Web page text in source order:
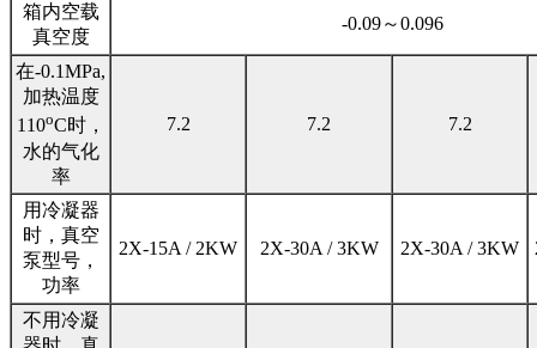
箱内空载
真空度
-0.09～0.096
在-0.1MPa,
加热温度
110oC时，
水的气化
率
7.2 7.2 7.2
用冷凝器
时，真空
泵型号，
功率
2X-15A / 2KW 2X-30A / 3KW 2X-30A / 3KW
不用冷凝